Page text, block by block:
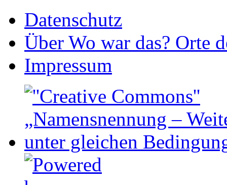
Datenschutz
Über Wo war das? Orte
Impressum